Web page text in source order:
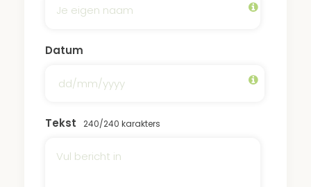
Datum
Tekst 240/240 karakters